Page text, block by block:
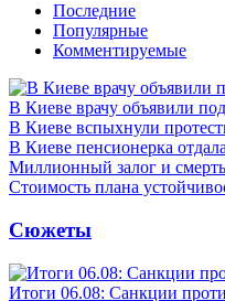
Последние
Популярные
Комментируемые
В Киеве врачу объявили
В Киеве вспыхнули
В Киеве пенсионерка
Миллионный залог и
Стоимость плана
Сюжеты
Итоги 06.08: Санкции